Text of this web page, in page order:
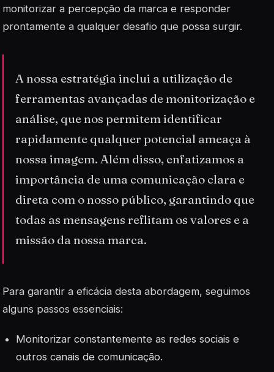
monitorizar a percepção da marca e responder
prontamente a qualquer desafio que possa surgir.
A nossa estratégia inclui a utilização de
ferramentas avançadas de monitorização e
análise, que nos permitem identificar
rapidamente qualquer potencial ameaça à
nossa imagem. Além disso, enfatizamos a
importância de uma comunicação clara e
direta com o nosso público, garantindo que
todas as mensagens reflitam os valores e a
missão da nossa marca.
Para garantir a eficácia desta abordagem, seguimos
alguns passos essenciais:
Monitorizar constantemente as redes sociais e
outros canais de comunicação.